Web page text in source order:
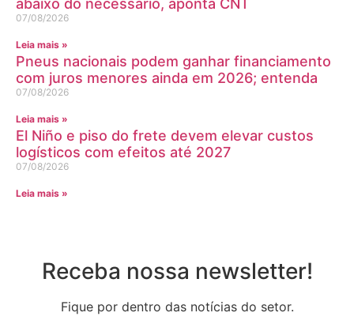
07/08/2026
Leia mais »
Pneus nacionais podem ganhar financiamento
com juros menores ainda em 2026; entenda
07/08/2026
Leia mais »
El Niño e piso do frete devem elevar custos
logísticos com efeitos até 2027
07/08/2026
Leia mais »
Receba nossa newsletter!
Fique por dentro das notícias do setor.